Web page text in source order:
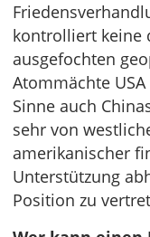
kontrolliert keine
ausgefochten
Atommächte
Sinne auch
sehr von
amerikanischer
Unterstützung
Position zu